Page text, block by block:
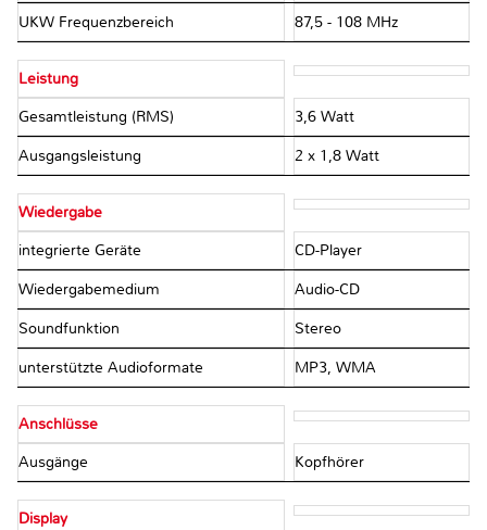
UKW Frequenzbereich 87,5 - 108 MHz
Leistung
Gesamtleistung (RMS) 3,6 Watt
Ausgangsleistung 2 x 1,8 Watt
Wiedergabe
integrierte Geräte CD-Player
Wiedergabemedium Audio-CD
Soundfunktion Stereo
unterstützte Audioformate MP3, WMA
Anschlüsse
Ausgänge Kopfhörer
Display